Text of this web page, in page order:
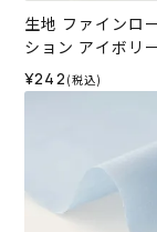
生地 ファインロ
ション アイボリ
¥242 (税込)